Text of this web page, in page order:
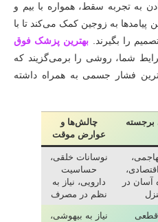
به تجربه سقط، همواره با بیم و
پیامدها به زوجین کمک می‌کند تا با
را بگیرند. بهترین پزشک فوق
شما، روشی را برمی‌گزیند که
فشار جسمی به همراه داشته
برجسته
چالش‌ها و
عوارض موقت
آسان در
نوسانات خلقی،
حساسیت
دارویی، نیاز به
نظم در مصرف
قطعی
نیاز به بیهوشی،